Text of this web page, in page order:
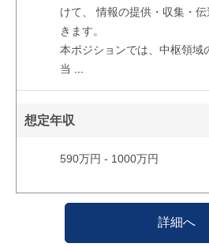
けて、 情報の提供・収集・
きます。
本ポジションでは、中枢領域
当
想定年収
590万円 - 1000万円
詳細へ